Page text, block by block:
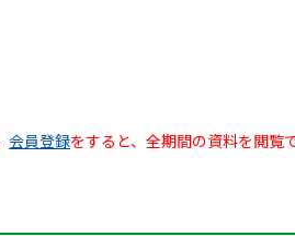
会員登録をすると、全期間の資料を閲覧